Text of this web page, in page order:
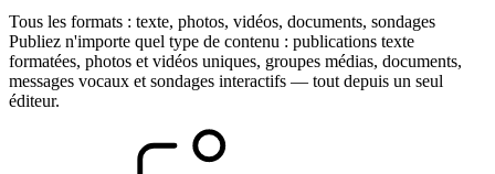
Tous les formats : texte, photos, vidéos, documents, sondages
Publiez n'importe quel type de contenu : publications texte
formatées, photos et vidéos uniques, groupes médias, documents,
messages vocaux et sondages interactifs — tout depuis un seul
éditeur.